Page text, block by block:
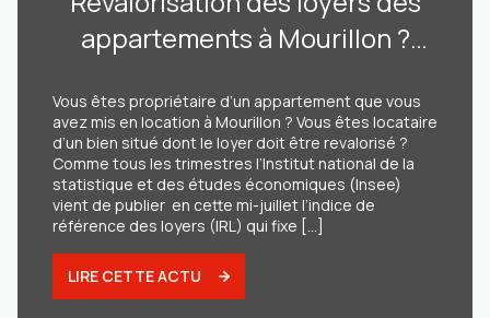
appartements à Mourillon ?
Vous êtes propriétaire d’un appartement que vous
avez mis en location à Mourillon ? Vous êtes locataire
d’un bien situé dont le loyer doit être revalorisé ?
Comme tous les trimestres l’Institut national de la
statistique et des études économiques (Insee)
vient de publier en cette mi-juillet l’indice de
référence des loyers (IRL) qui fixe [...]
LIRE CETTE ACTU